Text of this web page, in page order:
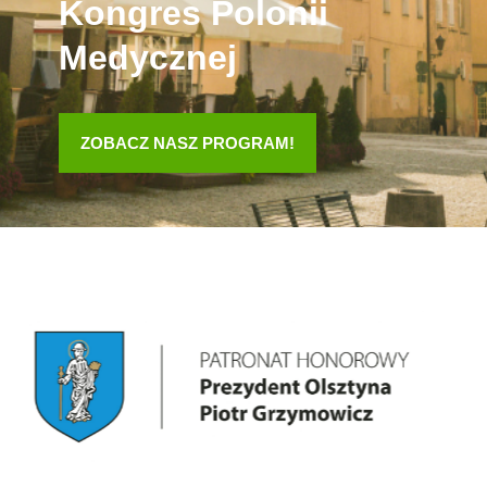
Kongres Polonii
Medycznej
ZOBACZ NASZ PROGRAM!